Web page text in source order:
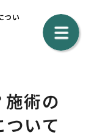
つい
術の
いて